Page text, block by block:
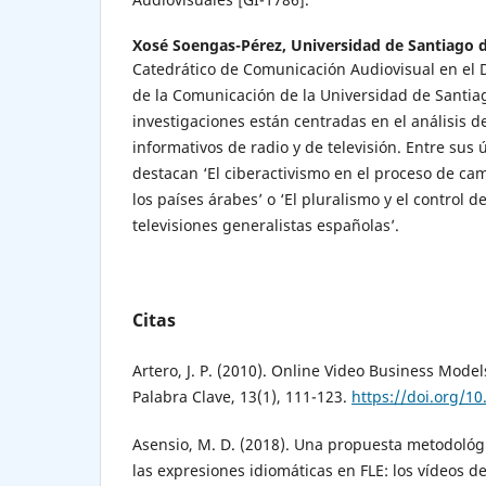
Xosé Soengas-Pérez, Universidad de Santiago
Catedrático de Comunicación Audiovisual en el
de la Comunicación de la Universidad de
investigaciones están centradas en el análisis
informativos de radio y de televisión. Entre sus
destacan ‘El ciberactivismo en el proceso de
los países árabes’ o ‘El pluralismo y el control
televisiones generalistas españolas’.
Citas
Artero, J. P. (2010). Online Video Business
Palabra Clave, 13(1), 111-123. https://doi.org/
Asensio, M. D. (2018). Una propuesta
las expresiones idiomáticas en FLE: los vídeos